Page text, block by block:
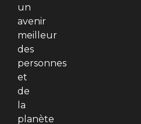
un
avenir
meilleur
des
personnes
et
de
la
planète